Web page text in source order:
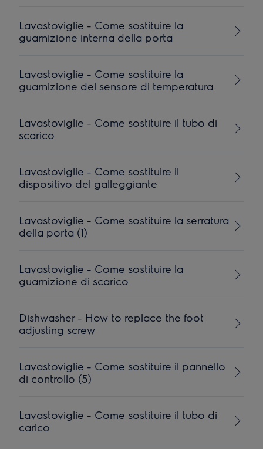
Lavastoviglie - Come sostituire la
guarnizione interna della porta
Lavastoviglie - Come sostituire la
guarnizione del sensore di temperatura
Lavastoviglie - Come sostituire il tubo di
scarico
Lavastoviglie - Come sostituire il
dispositivo del galleggiante
Lavastoviglie - Come sostituire la serratura
della porta (1)
Lavastoviglie - Come sostituire la
guarnizione di scarico
Dishwasher - How to replace the foot
adjusting screw
Lavastoviglie - Come sostituire il pannello
di controllo (5)
Lavastoviglie - Come sostituire il tubo di
carico